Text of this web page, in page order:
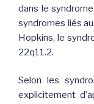
dans le
syndromes liés
Hopkins, le
22q11.2.
Selon les
explicitement